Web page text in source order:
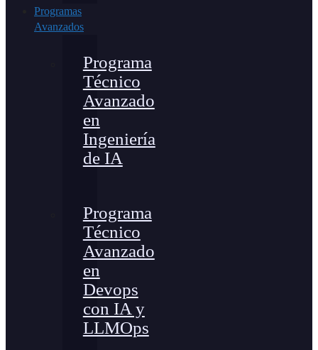
Programas
Avanzados
Programa
Técnico
Avanzado
en
Ingeniería
de IA
Programa
Técnico
Avanzado
en
Devops
con IA y
LLMOps